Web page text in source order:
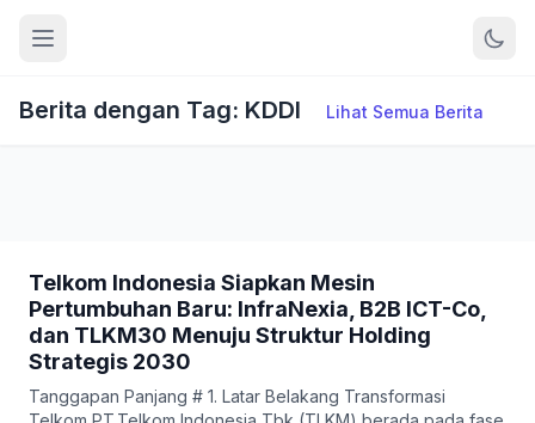
Berita dengan Tag: KDDI Lihat Semua Berita
Telkom Indonesia Siapkan Mesin
Pertumbuhan Baru: InfraNexia, B2B ICT-Co,
dan TLKM30 Menuju Struktur Holding
Strategis 2030
Tanggapan Panjang # 1. Latar Belakang Transformasi